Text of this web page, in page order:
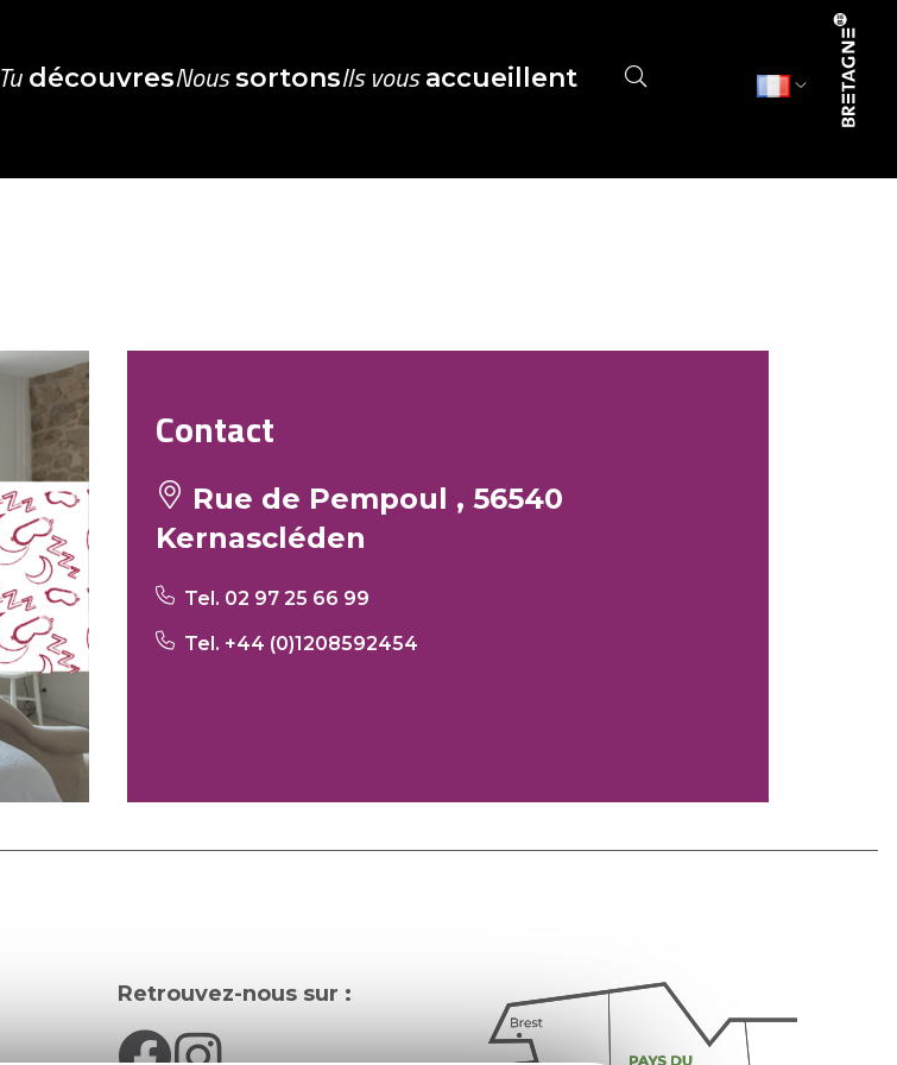
TudécouvresNoussortonsIls vousaccueillent
Contact
Rue de Pempoul , 56540
Kernascléden
Tel. 02 97 25 66 99
Tel. +44 (0)1208592454
Retrouvez-nous sur :